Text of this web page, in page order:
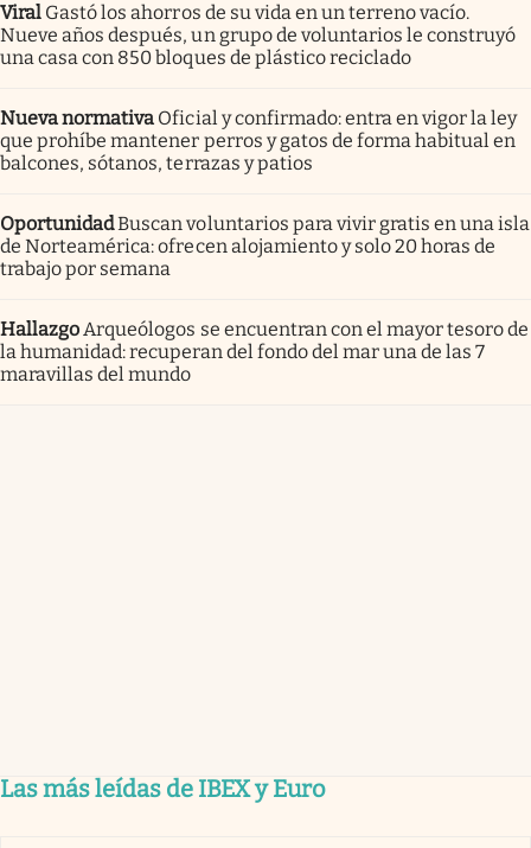
Viral Gastó los ahorros de su vida en un terreno vacío.
Nueve años después, un grupo de voluntarios le construyó
una casa con 850 bloques de plástico reciclado
Nueva normativa Oficial y confirmado: entra en vigor la ley
que prohíbe mantener perros y gatos de forma habitual en
balcones, sótanos, terrazas y patios
OportunidadBuscan voluntarios para vivir gratis en una isla
de Norteamérica: ofrecen alojamiento y solo 20 horas de
trabajo por semana
HallazgoArqueólogos se encuentran con el mayor tesoro de
la humanidad: recuperan del fondo del mar una de las 7
maravillas del mundo
Las más leídas de IBEX y Euro